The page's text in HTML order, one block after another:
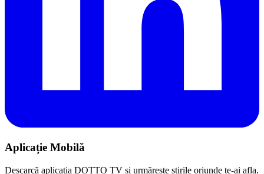
Aplicație Mobilă
Descarcă aplicația DOTTO TV și urmărește știrile oriunde te-ai afla.